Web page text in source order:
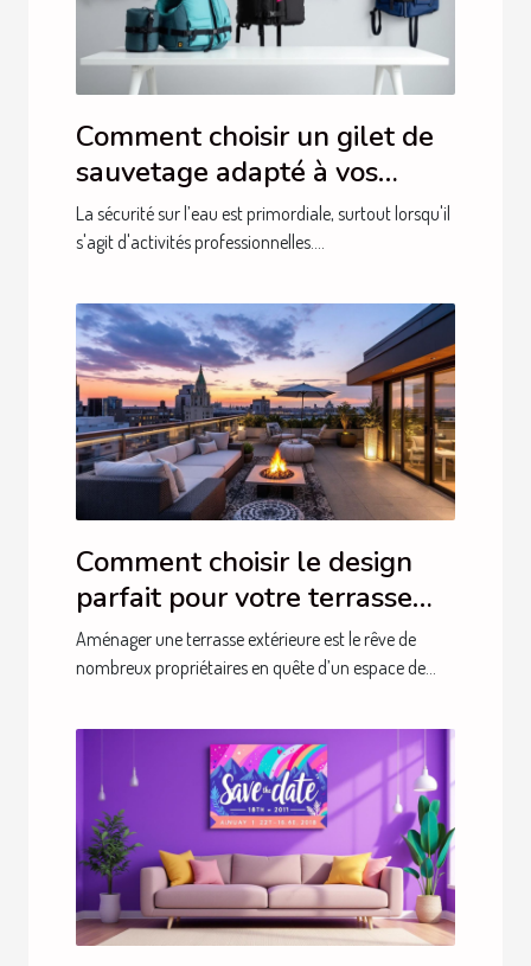
Comment choisir un gilet de
sauvetage adapté à vos
besoins professionnels ?
La sécurité sur l’eau est primordiale, surtout lorsqu'il
s'agit d'activités professionnelles....
Comment choisir le design
parfait pour votre terrasse
extérieure ?
Aménager une terrasse extérieure est le rêve de
nombreux propriétaires en quête d’un espace de...